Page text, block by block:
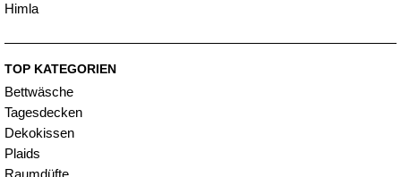
Himla
TOP KATEGORIEN
Bettwäsche
Tagesdecken
Dekokissen
Plaids
Raumdüfte